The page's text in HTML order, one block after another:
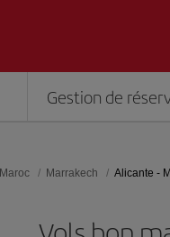
Gestion de
Maroc Marrakech Alicante -